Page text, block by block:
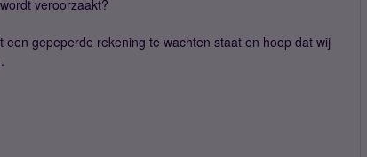
veroorzaakt?
gepeperde rekening te wachten staat en hoop dat wij